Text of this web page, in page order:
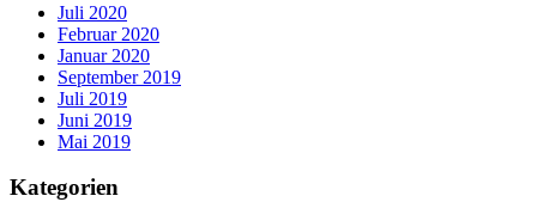
Juli 2020
Februar 2020
Januar 2020
September 2019
Juli 2019
Juni 2019
Mai 2019
Kategorien